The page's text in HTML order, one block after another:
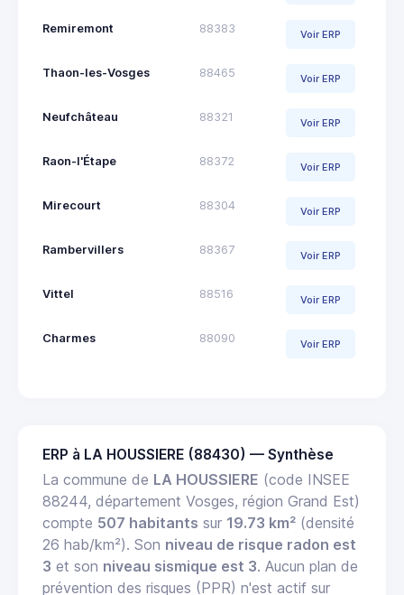
Remiremont 88383 Voir ERP
Thaon-les-Vosges 88465 Voir ERP
Neufchâteau 88321 Voir ERP
Raon-l'Étape 88372 Voir ERP
Mirecourt 88304 Voir ERP
Rambervillers 88367 Voir ERP
Vittel 88516 Voir ERP
Charmes 88090 Voir ERP
ERP à LA HOUSSIERE (88430) — Synthèse
La commune de LA HOUSSIERE (code INSEE
88244, département Vosges, région Grand Est)
compte 507 habitants sur 19.73 km² (densité
26 hab/km²). Son niveau de risque radon est
3 et son niveau sismique est 3. Aucun plan de
prévention des risques (PPR) n'est actif sur